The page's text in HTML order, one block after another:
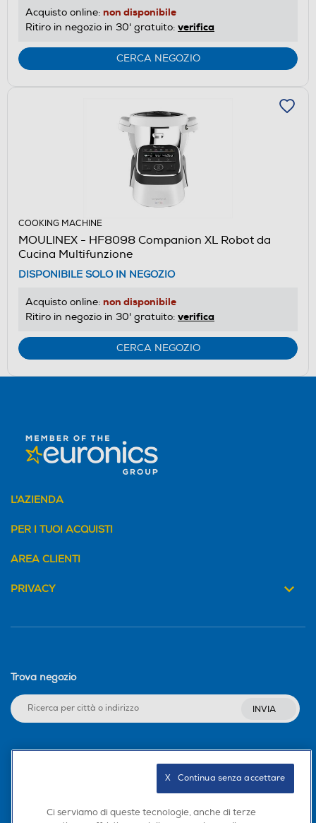
Acquisto online: non disponibile
Ritiro in negozio in 30' gratuito: verifica
CERCA NEGOZIO
COOKING MACHINE
MOULINEX - HF8098 Companion XL Robot da
Cucina Multifunzione
DISPONIBILE SOLO IN NEGOZIO
Acquisto online: non disponibile
Ritiro in negozio in 30' gratuito: verifica
CERCA NEGOZIO
L'AZIENDA
PER I TUOI ACQUISTI
AREA CLIENTI
PRIVACY
Trova negozio
INVIA
Ci serviamo di queste tecnologie, anche di terze
X   Continua senza accettare